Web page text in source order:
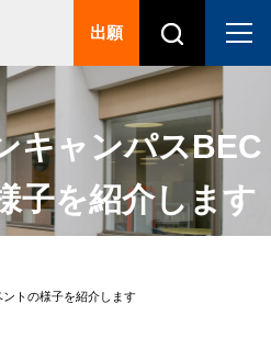
キャンパスBEC
子を紹介します
トの様子を紹介します
出願